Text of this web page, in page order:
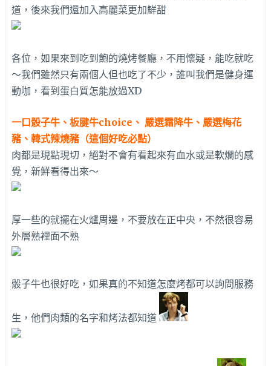
道，後來我們還加入高麗菜更加鮮甜
各位，如果來到吃到飽的燒烤餐廳，不用懷疑，能吃就吃
～我們雖然只有兩個人但也吃了不少，誰叫我們是健身運
動咖，看到蛋白質怎能放過XD
一口骰子牛、板腱牛choice、 嚴選霜降牛、嚴選梅花
豬、韓式辣燒豬（這個好吃必點）
肉都是現點現切，絕對不會有看起來有血水或是軟爛的感
覺，新鮮看得出來～
厚一些的就擺在火爐周邊，不要放在正中央，不然很容易
外層熟裡面不熟
骰子牛也很好吃，如果真的不知道怎麼烤都可以詢問服務
生，他們肉類的名字和烤法都知道